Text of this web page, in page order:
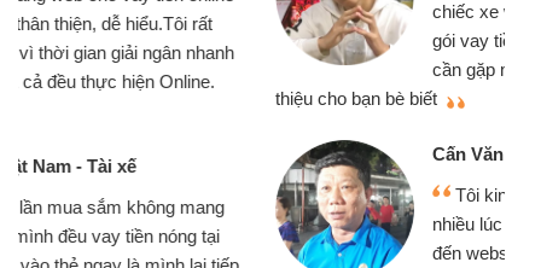
chiếc xe wave nhưng thật may đã có
gói vay tiền bằng CMND online không
cần gặp mặt nên rất tiện lợi, sẽ giới
Cấn Văn Lực - Tạp hóa
Tôi kinh doanh buôn bán nhỏ lẻ
nhiều lúc cần vốn nhập hàng, nhờ biết
đến website qua bạn bè giới thiệu tôi